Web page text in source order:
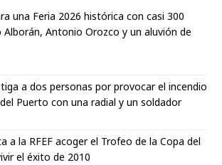
una Feria 2026 histórica con casi 300
Alborán, Antonio Orozco y un aluvión de
a dos personas por provocar el incendio
Puerto con una radial y un soldador
a la RFEF acoger el Trofeo de la Copa del
el éxito de 2010